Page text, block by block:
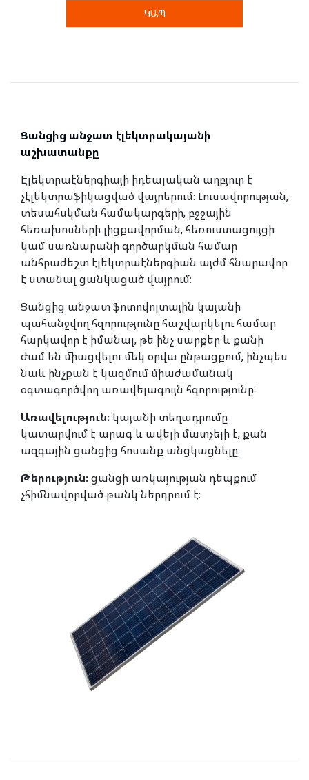
ԿԱՊ
Ցանցից անջատ էլեկտրակայանի
աշխատանքը
Էլեկտրաէներգիայի իդեալական աղբյուր է
չէլեկտրաֆիկացված վայրերում։ Լուսավորության,
տեսահսկման համակարգերի, բջջային
հեռախոսների լիցքավորման, հեռուստացույցի
կամ սառնարանի գործարկման համար
անհրաժեշտ էլեկտրաէներգիան այժմ հնարավոր
է ստանալ ցանկացած վայրում։
Ցանցից անջատ ֆոտովոլտային կայանի
պահանջվող հզորությունը հաշվարկելու համար
հարկավոր է իմանալ, թե ինչ սարքեր և քանի
ժամ են միացվելու մեկ օրվա ընթացքում, ինչպես
նաև ինչքան է կազմում միաժամանակ
օգտագործվող առավելագույն հզորությունը:
Առավելություն։ կայանի տեղադրումը
կատարվում է արագ և ավելի մատչելի է, քան
ազգային ցանցից հոսանք անցկացնելը։
Թերություն։ցանցի առկայության դեպքում
չհիմնավորված թանկ ներդրում է։